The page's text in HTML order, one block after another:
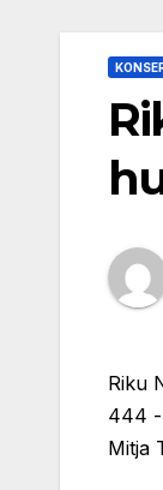
Riku
444 -
Mitja